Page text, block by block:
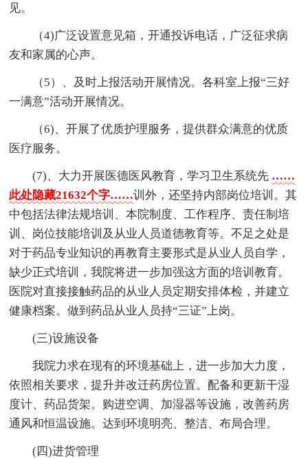
见。
（4)广泛设置意见箱，开通投诉电话，广泛征求病
友和家属的心声。
（5）、及时上报活动开展情况。各科室上报“三好
一满意”活动开展情况。
（6)、开展了优质护理服务，提供群众满意的优质
医疗服务。
(7)、大力开展医德医风教育，学习卫生系统先 ……
此处隐藏21632个字……训外，还坚持内部岗位培训。其
中包括法律法规培训、本院制度、工作程序、责任制培
训、岗位技能培训及从业人员道德教育等。不足之处是
对于药品专业知识的再教育主要形式是从业人员自学，
缺少正式培训，我院将进一步加强这方面的培训教育。
医院对直接接触药品的从业人员定期安排体检，并建立
健康档案。做到药品从业人员持“三证”上岗。
(三)设施设备
我院力求在现有的环境基础上，进一步加大力度，
依照相关要求，提升并改迁药房位置。配备和更新干湿
度计、药品货架。购进空调、加湿器等设施，改善药房
通风和恒温设施。达到环境明亮、整洁、布局合理。
(四)进货管理